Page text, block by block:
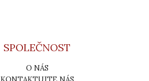
SPOLEČNOST
O NÁS
KONTAKTUJTE NÁS